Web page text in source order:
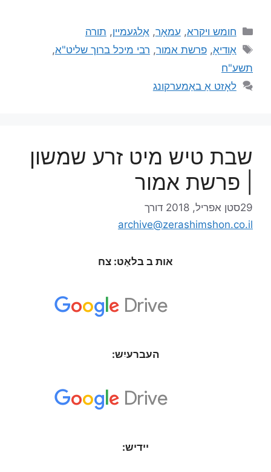
חומש ויקרא, עמאָר,אַלגעמיין, תורה
אַודיאָ,פרשת אמור, רבי מיכל ברוך שליט"א,
תשע"ח
לאָזט אַ באַמערקונג
שבת טיש מיט זרע שמשון
| פרשת אמור
29סטן אפריל, 2018
דורך
archive@zerashimshon.co.il
אות ב בלאַט: צח
העברעיִש:
יידיש: